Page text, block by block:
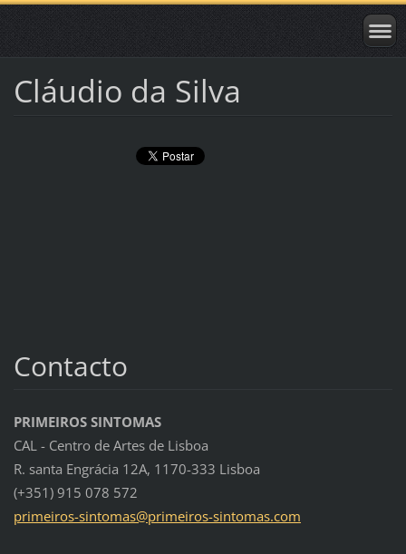
Cláudio da Silva
Contacto
PRIMEIROS SINTOMAS
CAL - Centro de Artes de Lisboa
R. santa Engrácia 12A, 1170-333 Lisboa
(+351) 915 078 572
primeiros-sintomas@primeiros-sintomas.com